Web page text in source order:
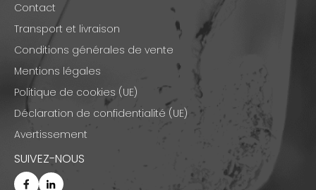
Contact
Transport et livraison
Conditions générales de vente
Mentions légales
Politique de cookies (UE)
Déclaration de confidentialité (UE)
Avertissement
SUIVEZ-NOUS